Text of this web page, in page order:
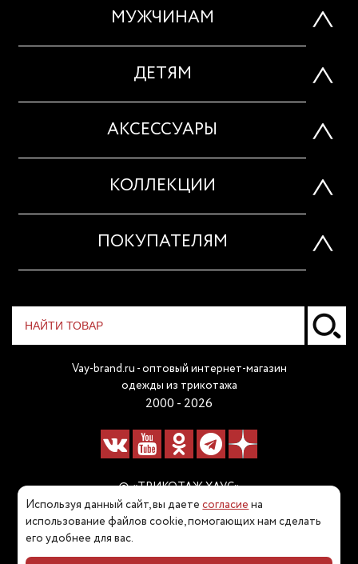
МУЖЧИНАМ
ДЕТЯМ
АКСЕССУАРЫ
КОЛЛЕКЦИИ
ПОКУПАТЕЛЯМ
Vay-brand.ru - оптовый интернет-магазин
одежды из трикотажа
2000 - 2026
© «ТРИКОТАЖ ХАУС»
Наш телефон:
8 (800) 511 80 60
Используя данный сайт, вы даетесогласие на
использование файлов cookie, помогающих нам сделать
его удобнее для вас.